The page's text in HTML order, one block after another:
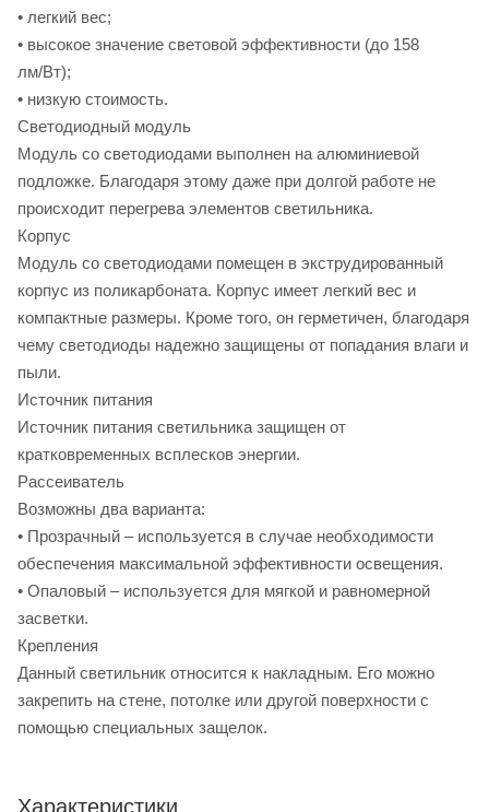
• легкий вес;
• высокое значение световой эффективности (дo 158
лм/Bт);
• низкую стоимость.
Светодиодный модуль
Модуль со светодиодами выполнен на алюминиевой
подложке. Благодаря этому даже при долгой работе не
происходит перегрева элементов светильника.
Корпус
Модуль со светодиодами помещен в экструдированный
корпус из поликарбоната. Корпус имеет легкий вес и
компактные размеры. Кроме того, он герметичен, благодаря
чему светодиоды надежно защищены от попадания влаги и
пыли.
Источник питания
Источник питания светильника защищен от
кратковременных всплесков энергии.
Рассеиватель
Возможны два варианта:
• Прозрачный – используется в случае необходимости
обеспечения максимальной эффективности освещения.
• Опаловый – используется для мягкой и равномерной
засветки.
Крепления
Данный светильник относится к накладным. Его можно
закрепить на стене, потолке или другой поверхности с
помощью специальных защелок.
Характеристики